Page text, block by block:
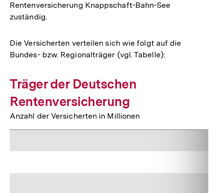
Rentenversicherung Knappschaft-Bahn-See
zuständig.
Die Versicherten verteilen sich wie folgt auf die
Bundes- bzw. Regionalträger (vgl. Tabelle):
Träger der Deutschen
Rentenversicherung
Anzahl der Versicherten in Millionen